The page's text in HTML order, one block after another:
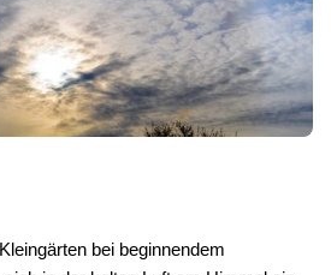
bei beginnendem